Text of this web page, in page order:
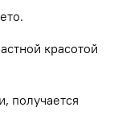
красотой
получается